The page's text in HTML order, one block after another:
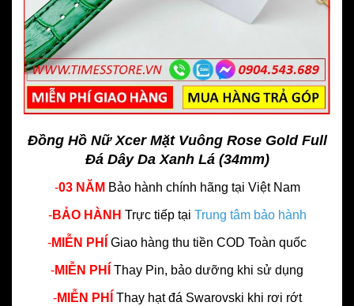
Đồng Hồ Nữ Xcer Mặt Vuông Rose Gold Full
Đá Dây Da Xanh Lá (34mm)
-03 NĂM Bảo hành chính hãng tại Việt Nam
-BẢO HÀNH Trực tiếp tại Trung tâm bảo hành
-MIỄN PHÍ Giao hàng thu tiền COD Toàn quốc
-MIỄN PHÍ Thay Pin, bảo dưỡng khi sử dụng
-MIỄN PHÍ Thay hạt đá Swarovski khi rơi rớt